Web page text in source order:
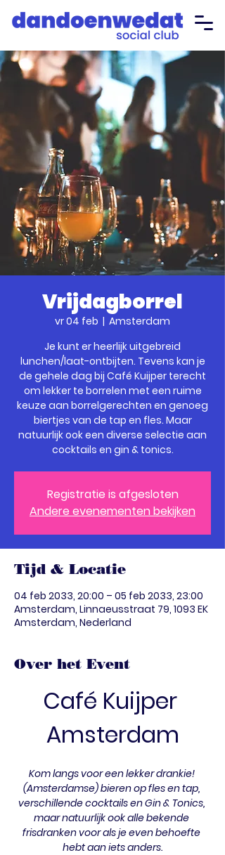
Vrijdagborrel
vr 04 feb
  |
Amsterdam
Je kunt er heerlijk uitgebreid
lunchen/laat-ontbijten. Tevens kan je
de gehele dag bij Café Kuijper terecht
om lekker te borrelen met een ruime
keuze aan borrelgerechten en genoeg
biertjes van de tap en fles. Maar
natuurlijk ook een diverse selectie aan
cocktails en gin & tonics.
Registratie is afgesloten
Andere evenementen bekijken
Tijd & Locatie
04 feb 2033, 20:00 – 05 feb 2033, 23:00
Amsterdam, Linnaeusstraat 79, 1093 EK
Amsterdam, Nederland
Over het Event
Café Kuijper
Amsterdam
Kom langs voor een lekker drankie!
(Amsterdamse) bieren op fles en tap,
verschillende cocktails en Gin & Tonics,
maar natuurlijk ook alle bekende
frisdranken voor als je even behoefte
hebt aan iets anders.